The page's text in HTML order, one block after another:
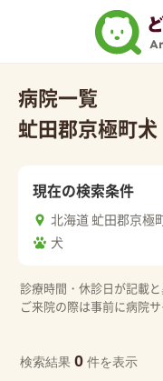
病院一覧
虻田郡京極町犬
現在の検索条件
北海道 虻田郡京極
犬
診療時間・休診日が記載
ご来院の際は事前に病院
検索結果 0 件を表示